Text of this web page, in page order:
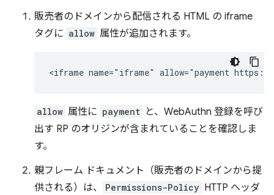
販売者のドメインから配信される HTML の iframe
タグに allow 属性が追加されます。
allow 属性に payment と、WebAuthn 登録を呼び
出す RP のオリジンが含まれていることを確認しま
す。
親フレーム ドキュメント（販売者のドメインから提
供される）は、
Permissions-Policy HTTP ヘッダ